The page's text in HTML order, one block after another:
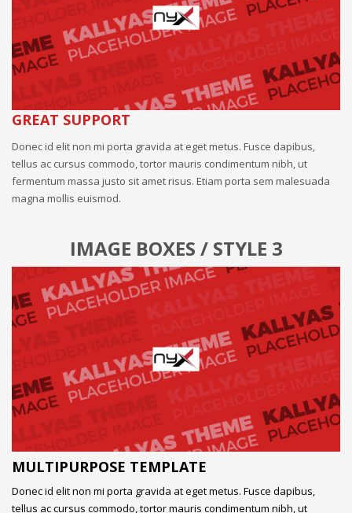
GREAT SUPPORT
Donec id elit non mi porta gravida at eget metus. Fusce dapibus,
tellus ac cursus commodo, tortor mauris condimentum nibh, ut
fermentum massa justo sit amet risus. Etiam porta sem malesuada
magna mollis euismod.
IMAGE BOXES / STYLE 3
MULTIPURPOSE TEMPLATE
Donec id elit non mi porta gravida at eget metus. Fusce dapibus,
tellus ac cursus commodo, tortor mauris condimentum nibh, ut